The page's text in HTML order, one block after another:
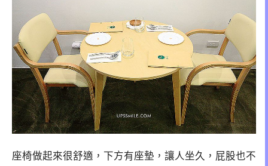
座椅做起來很舒適，下方有座墊，讓人坐久，屁股也不